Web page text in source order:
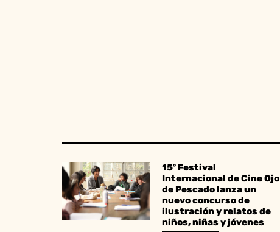
15º Festival
Internacional de Cine Ojo
de Pescado lanza un
nuevo concurso de
ilustración y relatos de
niños, niñas y jóvenes